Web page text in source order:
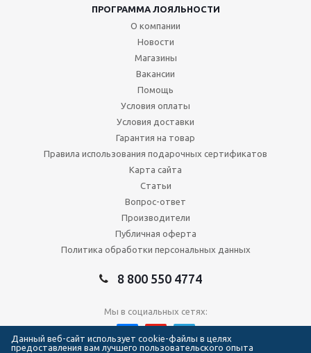
ПРОГРАММА ЛОЯЛЬНОСТИ
О компании
Новости
Магазины
Вакансии
Помощь
Условия оплаты
Условия доставки
Гарантия на товар
Правила использования подарочных сертификатов
Карта сайта
Статьи
Вопрос-ответ
Производители
Публичная оферта
Политика обработки персональных данных
8 800 550 4774
Мы в социальных сетях:
Данный веб-сайт использует cookie-файлы в целях
предоставления вам лучшего пользовательского опыта